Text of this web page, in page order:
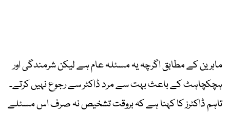
ماہرین کے مطابق اگرچہ یہ مسئلہ عام ہے لیکن شرمندگی اور
ہچکچاہٹ کے باعث بہت سے مرد ڈاکٹر سے رجوع نہیں کرتے۔
تاہم ڈاکٹرز کا کہنا ہے کہ بروقت تشخیص نہ صرف اس مسئلے